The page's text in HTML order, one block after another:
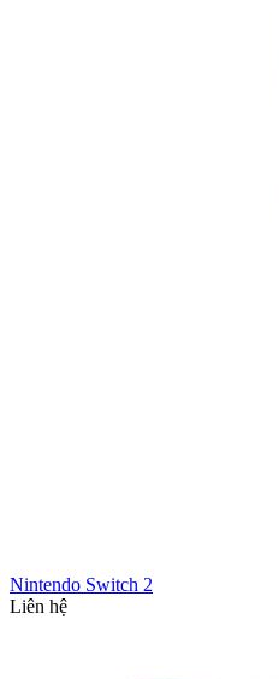
Nintendo Switch 2
Liên hệ